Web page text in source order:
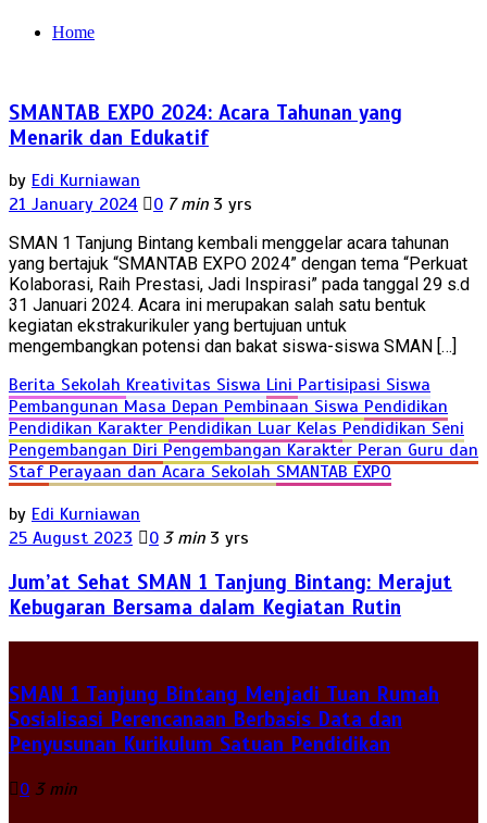
Home
SMANTAB EXPO 2024: Acara Tahunan yang
Menarik dan Edukatif
by Edi Kurniawan
21 January 2024
0 7 min 3 yrs
SMAN 1 Tanjung Bintang kembali menggelar acara tahunan
yang bertajuk “SMANTAB EXPO 2024” dengan tema “Perkuat
Kolaborasi, Raih Prestasi, Jadi Inspirasi” pada tanggal 29 s.d
31 Januari 2024. Acara ini merupakan salah satu bentuk
kegiatan ekstrakurikuler yang bertujuan untuk
mengembangkan potensi dan bakat siswa-siswa SMAN […]
Berita Sekolah Kreativitas Siswa Lini Partisipasi Siswa
Pembangunan Masa Depan Pembinaan Siswa Pendidikan
Pendidikan Karakter Pendidikan Luar Kelas Pendidikan Seni
Pengembangan Diri Pengembangan Karakter Peran Guru dan
Staf Perayaan dan Acara Sekolah SMANTAB EXPO
by Edi Kurniawan
25 August 2023
0 3 min 3 yrs
Jum’at Sehat SMAN 1 Tanjung Bintang: Merajut
Kebugaran Bersama dalam Kegiatan Rutin
SMAN 1 Tanjung Bintang Menjadi Tuan Rumah
Sosialisasi Perencanaan Berbasis Data dan
Penyusunan Kurikulum Satuan Pendidikan
0 3 min